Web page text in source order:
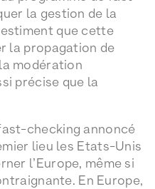
la gestion de la
que cette
la propagation de
modération
précise que la
checking annoncé
lieu les Etats-Unis
l’Europe, même si
En Europe,